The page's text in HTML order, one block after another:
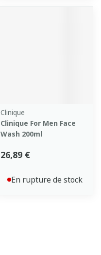
Clinique
Clinique For Men Face
Wash 200ml
26,89 €
En rupture de stock